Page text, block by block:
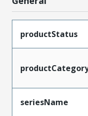
productStatus
seriesName